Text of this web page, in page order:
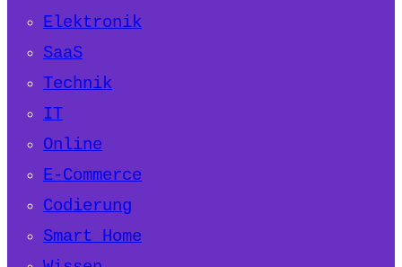
Elektronik
SaaS
Technik
IT
Online
E-Commerce
Codierung
Smart Home